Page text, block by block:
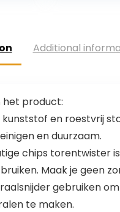
Additional
het product:
en roestvrij
en duurzaam.
chips torentwister is
Maak je geen
gebruiken om
te maken.